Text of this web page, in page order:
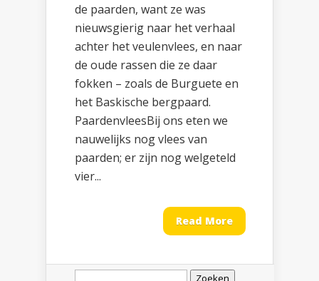
de paarden, want ze was
nieuwsgierig naar het verhaal
achter het veulenvlees, en naar
de oude rassen die ze daar
fokken – zoals de Burguete en
het Baskische bergpaard.
PaardenvleesBij ons eten we
nauwelijks nog vlees van
paarden; er zijn nog welgeteld
vier...
Read More
Zoeken